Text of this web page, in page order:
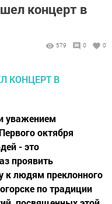
концерт в
579 0 0
уважением
октября
- это
проявить
к людям преклонного
по традиции